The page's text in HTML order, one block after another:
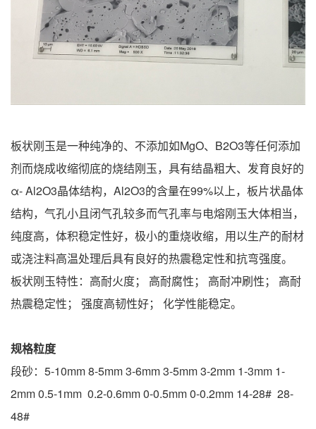
板状刚玉是一种纯净的、不添加如MgO、B2O3等任何添加
剂而烧成收缩彻底的烧结刚玉，具有结晶粗大、发育良好的
α- Al2O3晶体结构，Al2O3的含量在99%以上，板片状晶体
结构，气孔小且闭气孔较多而气孔率与电熔刚玉大体相当，
纯度高，体积稳定性好，极小的重烧收缩，用以生产的耐材
或浇注料高温处理后具有良好的热震稳定性和抗弯强度。
板状刚玉特性：高耐火度； 高耐腐性； 高耐冲刷性； 高耐
热震稳定性； 强度高韧性好； 化学性能稳定。
规格粒度
段砂：5-10mm 8-5mm 3-6mm 3-5mm 3-2mm 1-3mm 1-
2mm 0.5-1mm 0.2-0.6mm 0-0.5mm 0-0.2mm 14-28# 28-
48#